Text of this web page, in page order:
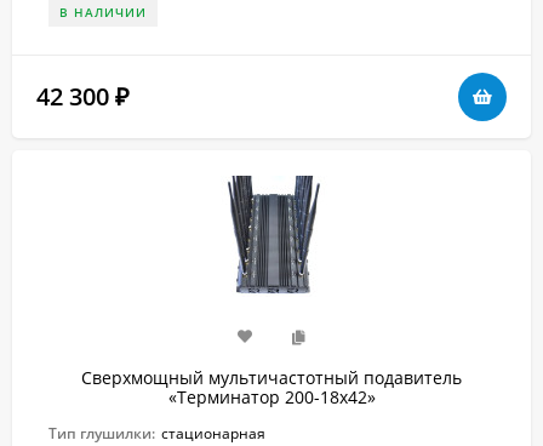
В НАЛИЧИИ
42 300 ₽
Сверхмощный мультичастотный подавитель
«Терминатор 200-18х42»
Тип глушилки: стационарная